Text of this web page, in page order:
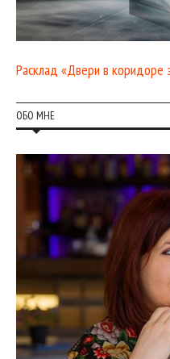
Расклад «Двери в коридоре
ОБО МНЕ